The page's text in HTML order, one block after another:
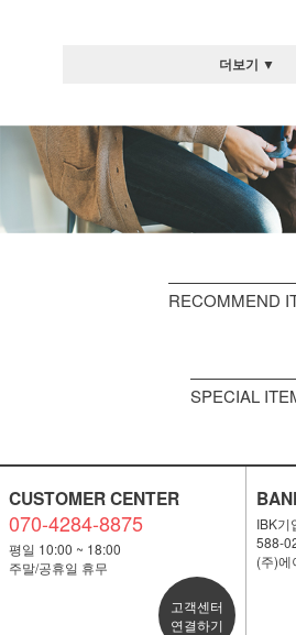
더보기 ▼
RECOMMEND
SPECIAL
CUSTOMER CENTER
070-4284-8875
평일 10:00 ~ 18:00
주말/공휴일 휴무
고객센터
연결하기
IBK기
588-
(주)에